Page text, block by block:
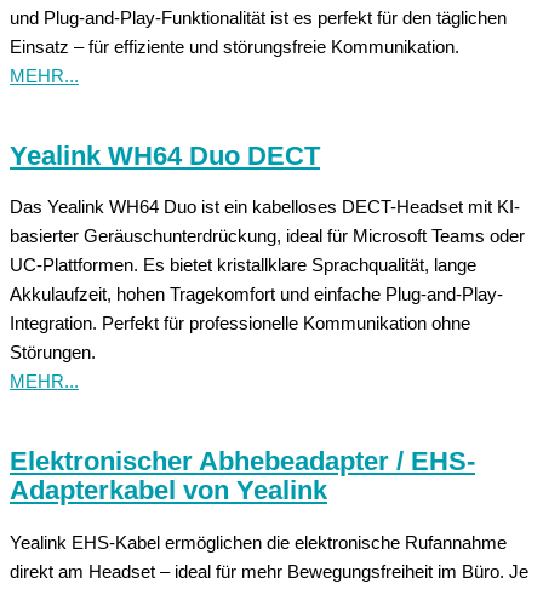
und Plug-and-Play-Funktionalität ist es perfekt für den täglichen
Einsatz – für effiziente und störungsfreie Kommunikation.
MEHR...
Yealink WH64 Duo DECT
Das Yealink WH64 Duo ist ein kabelloses DECT-Headset mit KI-
basierter Geräuschunterdrückung, ideal für Microsoft Teams oder
UC-Plattformen. Es bietet kristallklare Sprachqualität, lange
Akkulaufzeit, hohen Tragekomfort und einfache Plug-and-Play-
Integration. Perfekt für professionelle Kommunikation ohne
Störungen.
MEHR...
Elektronischer Abhebeadapter / EHS-
Adapterkabel von Yealink
Yealink EHS-Kabel ermöglichen die elektronische Rufannahme
direkt am Headset – ideal für mehr Bewegungsfreiheit im Büro. Je